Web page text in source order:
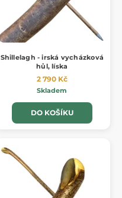
Shillelagh - irská vycházková
hůl, líska
2 790 Kč
Skladem
DO KOŠÍKU